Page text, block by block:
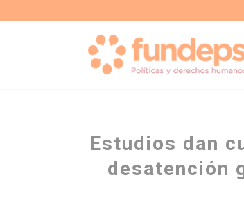
Estudios dan
desatención